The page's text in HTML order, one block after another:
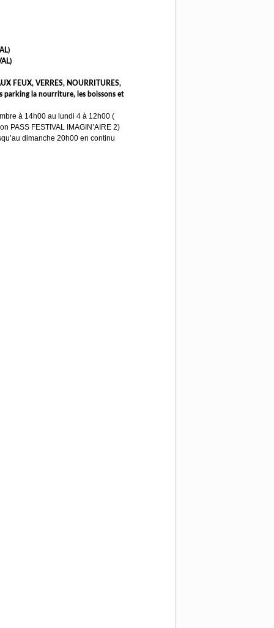
FEUX, VERRES, NOURRITURES,
parking la nourriture, les boissons et
à 14h00 au lundi 4 à 12h00 (
PASS FESTIVAL IMAGIN’AIRE 2)
dimanche 20h00 en continu